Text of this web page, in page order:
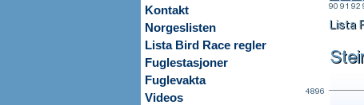
Kontakt
Norgeslisten
Lista Bird Race regler
Fuglestasjoner
Fuglevakta
Videos